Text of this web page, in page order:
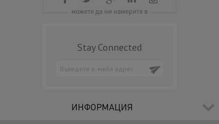
можете да ни намерите в
Stay Connected
ИНФОРМАЦИЯ